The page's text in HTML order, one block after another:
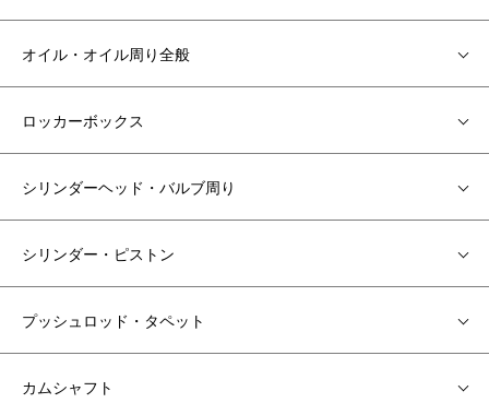
オイル・オイル周り全般
ロッカーボックス
シリンダーヘッド・バルブ周り
シリンダー・ピストン
プッシュロッド・タペット
カムシャフト